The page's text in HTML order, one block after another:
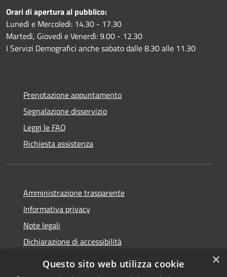
Orari di apertura al pubblico:
Lunedì e Mercoledì: 14.30 - 17.30
Martedì, Giovedì e Venerdì: 9.00 - 12.30
I Servizi Demografici anche sabato dalle 8.30 alle 11.30
Prenotazione appuntamento
Segnalazione disservizio
Leggi le FAQ
Richiesta assistenza
Amministrazione trasparente
Informativa privacy
Note legali
Dichiarazione di accessibilità
×
Questo sito web utilizza cookie